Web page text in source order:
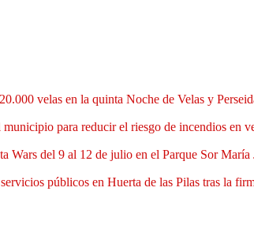
velas en la quinta Noche de Velas y
para reducir el riesgo de incendios en
Wars del 9 al 12 de julio en el Parque Sor María
públicos en Huerta de las Pilas tras la